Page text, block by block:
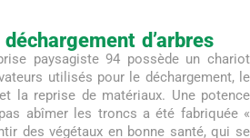
d’arbres
paysagiste 94 possède un chariot
utilisés pour le déchargement, le
la reprise de matériaux. Une potence
abîmer les troncs a été fabriquée «
des végétaux en bonne santé, qui se